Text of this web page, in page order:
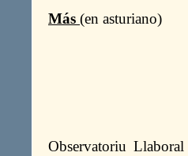
Más (en asturiano)
Observatoriu